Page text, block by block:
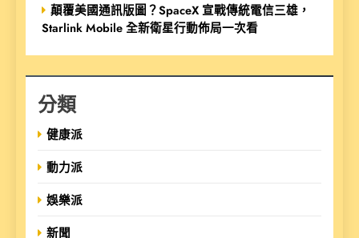
顛覆美國通訊版圖？SpaceX 宣戰傳統電信三雄，
Starlink Mobile 全新衛星行動佈局一次看
分類
健康派
動力派
娛樂派
新聞